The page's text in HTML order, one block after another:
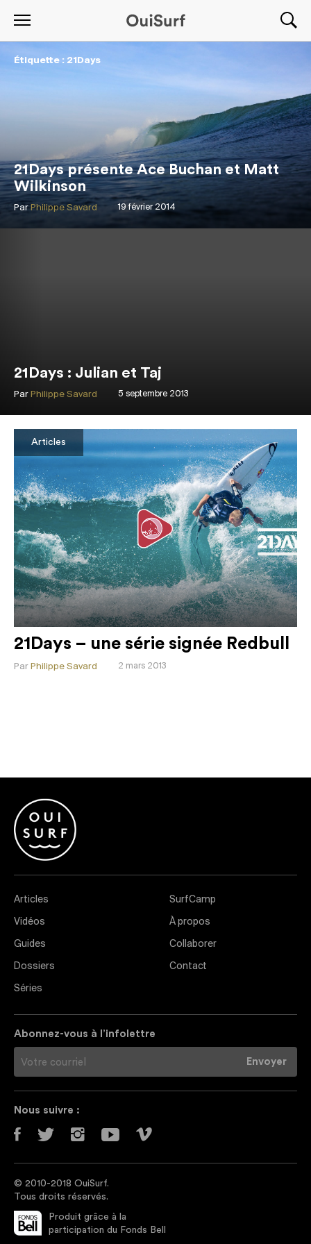
Étiquette : 21Days
21Days présente Ace Buchan et Matt
Wilkinson
19 février 2014
Par Philippe Savard
21Days : Julian et Taj
5 septembre 2013
Par Philippe Savard
Articles
21Days – une série signée Redbull
2 mars 2013
Par Philippe Savard
Articles
Vidéos
Guides
Dossiers
Séries
SurfCamp
À propos
Collaborer
Contact
Abonnez-vous à l’infolettre
Nous suivre :
© 2010-2018 OuiSurf.
Tous droits réservés.
Produit grâce à la
participation du Fonds Bell